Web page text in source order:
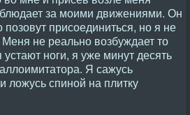
за моими движениями. Он
позовут присоединиться, но я не
не реально возбуждает то
ноги, я уже минут десять
Я сажусь
ложусь спиной на плитку